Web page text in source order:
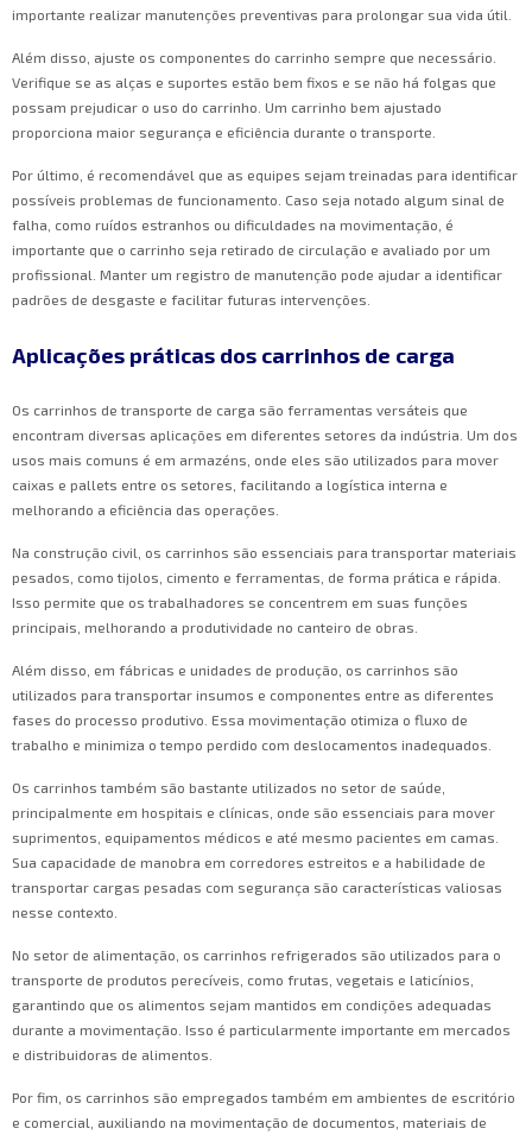
importante realizar manutenções preventivas para prolongar sua vida útil.
Além disso, ajuste os componentes do carrinho sempre que necessário.
Verifique se as alças e suportes estão bem fixos e se não há folgas que
possam prejudicar o uso do carrinho. Um carrinho bem ajustado
proporciona maior segurança e eficiência durante o transporte.
Por último, é recomendável que as equipes sejam treinadas para identificar
possíveis problemas de funcionamento. Caso seja notado algum sinal de
falha, como ruídos estranhos ou dificuldades na movimentação, é
importante que o carrinho seja retirado de circulação e avaliado por um
profissional. Manter um registro de manutenção pode ajudar a identificar
padrões de desgaste e facilitar futuras intervenções.
Aplicações práticas dos carrinhos de carga
Os carrinhos de transporte de carga são ferramentas versáteis que
encontram diversas aplicações em diferentes setores da indústria. Um dos
usos mais comuns é em armazéns, onde eles são utilizados para mover
caixas e pallets entre os setores, facilitando a logística interna e
melhorando a eficiência das operações.
Na construção civil, os carrinhos são essenciais para transportar materiais
pesados, como tijolos, cimento e ferramentas, de forma prática e rápida.
Isso permite que os trabalhadores se concentrem em suas funções
principais, melhorando a produtividade no canteiro de obras.
Além disso, em fábricas e unidades de produção, os carrinhos são
utilizados para transportar insumos e componentes entre as diferentes
fases do processo produtivo. Essa movimentação otimiza o fluxo de
trabalho e minimiza o tempo perdido com deslocamentos inadequados.
Os carrinhos também são bastante utilizados no setor de saúde,
principalmente em hospitais e clínicas, onde são essenciais para mover
suprimentos, equipamentos médicos e até mesmo pacientes em camas.
Sua capacidade de manobra em corredores estreitos e a habilidade de
transportar cargas pesadas com segurança são características valiosas
nesse contexto.
No setor de alimentação, os carrinhos refrigerados são utilizados para o
transporte de produtos perecíveis, como frutas, vegetais e laticínios,
garantindo que os alimentos sejam mantidos em condições adequadas
durante a movimentação. Isso é particularmente importante em mercados
e distribuidoras de alimentos.
Por fim, os carrinhos são empregados também em ambientes de escritório
e comercial, auxiliando na movimentação de documentos, materiais de